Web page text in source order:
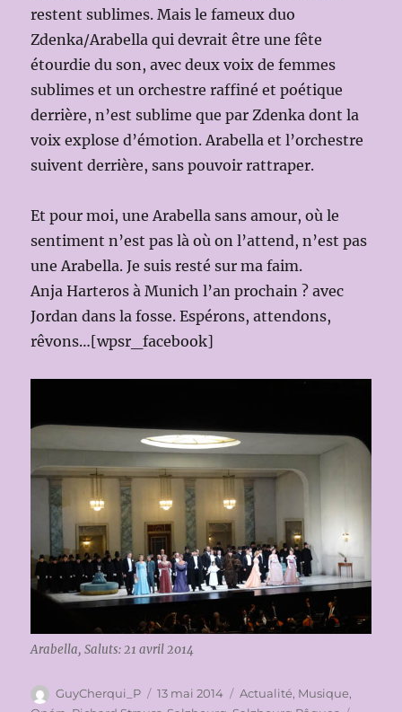
restent sublimes. Mais le fameux duo
Zdenka/Arabella qui devrait être une fête
étourdie du son, avec deux voix de femmes
sublimes et un orchestre raffiné et poétique
derrière, n’est sublime que par Zdenka dont la
voix explose d’émotion. Arabella et l’orchestre
suivent derrière, sans pouvoir rattraper.
Et pour moi, une Arabella sans amour, où le
sentiment n’est pas là où on l’attend, n’est pas
une Arabella. Je suis resté sur ma faim.
Anja Harteros à Munich l’an prochain ? avec
Jordan dans la fosse. Espérons, attendons,
rêvons…[wpsr_facebook]
Arabella, Saluts: 21 avril 2014
Auteur
GuyCherqui_P
Publié
13 mai 2014 Catégories
Actualité, Musique,